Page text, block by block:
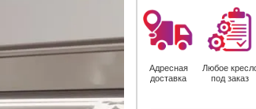
Адресная
доставка
Любое
под заказ